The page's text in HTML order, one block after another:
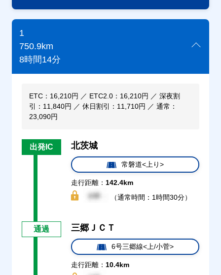
1
750.9km
8時間14分
ETC：16,210円 ／ ETC2.0：16,210円 ／ 深夜割
引：11,840円 ／ 休日割引：11,710円 ／ 通常：
23,090円
出発IC 北茨城
常磐道<上り>
走行距離： 142.4km
（通常時間：1時間30分）
通過 三郷ＪＣＴ
6号三郷線<上/小菅>
走行距離： 10.4km